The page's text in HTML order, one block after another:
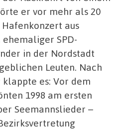
er vor mehr als 20
aus
SPD-
in der Nordstadt
Leuten. Nach
es: Vor dem
1998 am ersten
Seemannslieder –